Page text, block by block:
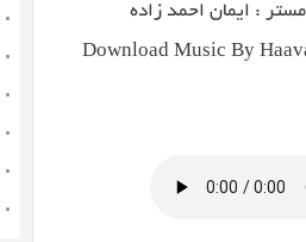
: ایمان احمد زاده
Download Music By